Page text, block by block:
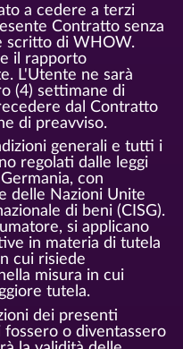
a cedere a terzi
Contratto senza
scritto di WHOW.
il rapporto
L'Utente ne sarà
(4) settimane di
dal Contratto
di preavviso.
generali e tutti i
regolati dalle leggi
con
delle Nazioni Unite
di beni (CISG).
si applicano
in materia di tutela
cui risiede
misura in cui
tutela.
dei presenti
o diventassero